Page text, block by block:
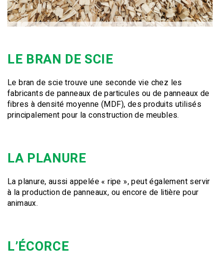
LE BRAN DE SCIE
Le bran de scie trouve une seconde vie chez les
fabricants de panneaux de particules ou de panneaux de
fibres à densité moyenne (MDF), des produits utilisés
principalement pour la construction de meubles.
LA PLANURE
La planure, aussi appelée « ripe », peut également servir
à la production de panneaux, ou encore de litière pour
animaux.
L’ÉCORCE